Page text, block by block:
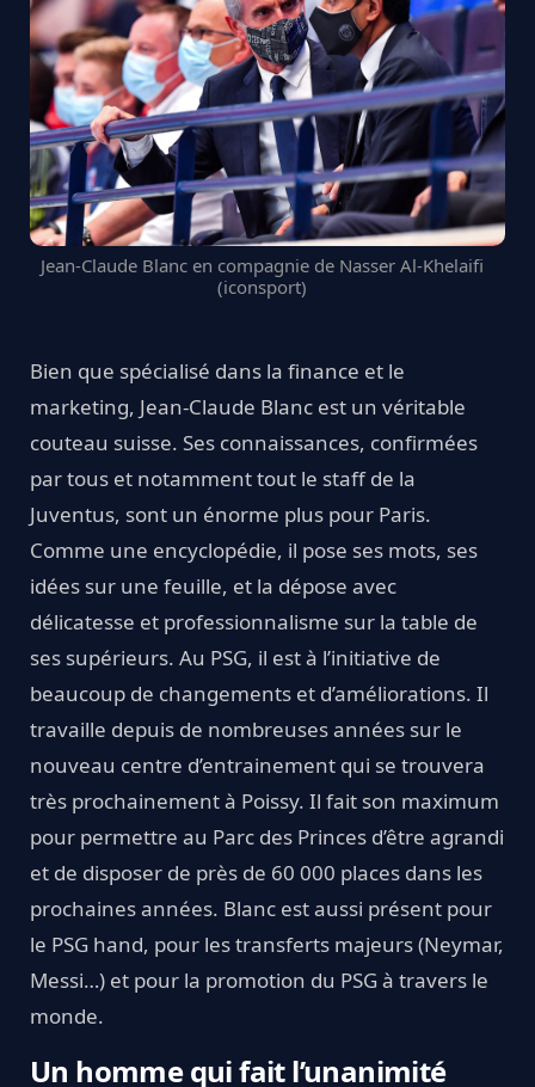
Jean-Claude Blanc en compagnie de Nasser Al-Khelaifi
(iconsport)
Bien que spécialisé dans la finance et le
marketing, Jean-Claude Blanc est un véritable
couteau suisse. Ses connaissances, confirmées
par tous et notamment tout le staff de la
Juventus, sont un énorme plus pour Paris.
Comme une encyclopédie, il pose ses mots, ses
idées sur une feuille, et la dépose avec
délicatesse et professionnalisme sur la table de
ses supérieurs. Au PSG, il est à l’initiative de
beaucoup de changements et d’améliorations. Il
travaille depuis de nombreuses années sur le
nouveau centre d’entrainement qui se trouvera
très prochainement à Poissy. Il fait son maximum
pour permettre au Parc des Princes d’être agrandi
et de disposer de près de 60 000 places dans les
prochaines années. Blanc est aussi présent pour
le PSG hand, pour les transferts majeurs (Neymar,
Messi…) et pour la promotion du PSG à travers le
monde.
Un homme qui fait l’unanimité